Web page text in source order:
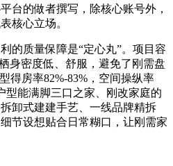
的做者撰写，除核心账号外，
核心立场。
质量保障是“定心丸”。项目容
身密度低、舒服，避免了刚需盘
得房率82%-83%，空间操纵率
型能满脚三口之家、刚改家庭的
卸式建建手艺、一线品牌精拆
节设想贴合日常糊口，让刚需家